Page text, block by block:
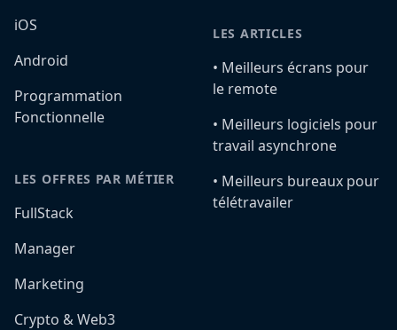
iOS
Android
Programmation
Fonctionnelle
LES OFFRES PAR MÉTIER
FullStack
Manager
Marketing
Crypto & Web3
LES ARTICLES
•️ Meilleurs écrans pour
le remote
•️ Meilleurs logiciels pour
travail asynchrone
•️ Meilleurs bureaux pour
télétravailer